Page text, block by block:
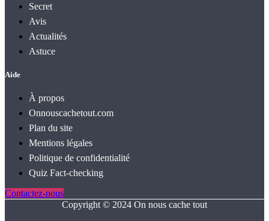
Secret
Avis
Actualités
Astuce
Aide
À propos
Onnouscachetout.com
Plan du site
Mentions légales
Politique de confidentialité
Quiz Fact‑checking
Contactez-nous
Copyright © 2024 On nous cache tout